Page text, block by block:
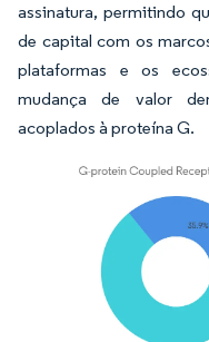
assinatura, permitindo
de capital com os
plataformas e os
mudança de valor
acoplados à proteína G.